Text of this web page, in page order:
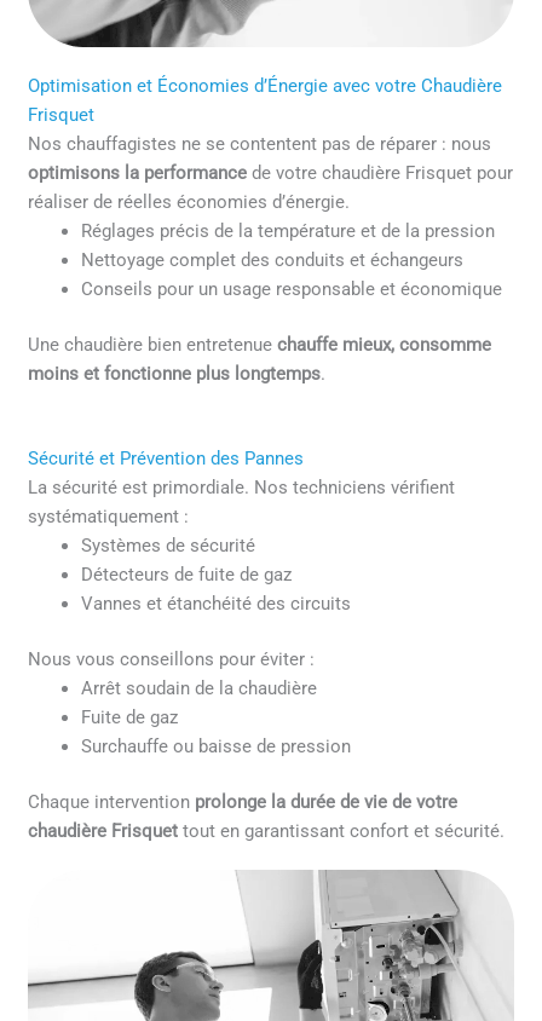
Optimisation et Économies d’Énergie avec votre Chaudière
Frisquet
Nos chauffagistes ne se contentent pas de réparer : nous
optimisons la performance de votre chaudière Frisquet pour
réaliser de réelles économies d’énergie.
Réglages précis de la température et de la pression
Nettoyage complet des conduits et échangeurs
Conseils pour un usage responsable et économique
Une chaudière bien entretenuechauffe mieux, consomme
moins et fonctionne plus longtemps.
Sécurité et Prévention des Pannes
La sécurité est primordiale. Nos techniciens vérifient
systématiquement :
Systèmes de sécurité
Détecteurs de fuite de gaz
Vannes et étanchéité des circuits
Nous vous conseillons pour éviter :
Arrêt soudain de la chaudière
Fuite de gaz
Surchauffe ou baisse de pression
Chaque intervention prolonge la durée de vie de votre
chaudière Frisquet tout en garantissant confort et sécurité.